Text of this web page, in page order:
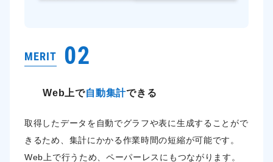
MERIT 02
Web上で自動集計できる
取得したデータを自動でグラフや表に生成することがで
きるため、集計にかかる作業時間の短縮が可能です。
Web上で行うため、ペーパーレスにもつながります。